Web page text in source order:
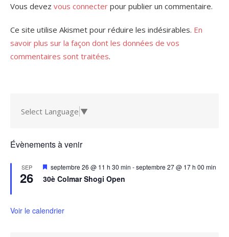
Vous devez vous connecter pour publier un commentaire.
Ce site utilise Akismet pour réduire les indésirables. En
savoir plus sur la façon dont les données de vos
commentaires sont traitées.
Select Language ▼
Évènements à venir
SEP
26
Mis
en
avant
septembre 26 @ 11 h 30 min -septembre 27 @ 17 h 00 min
30è Colmar Shogi Open
Voir le calendrier